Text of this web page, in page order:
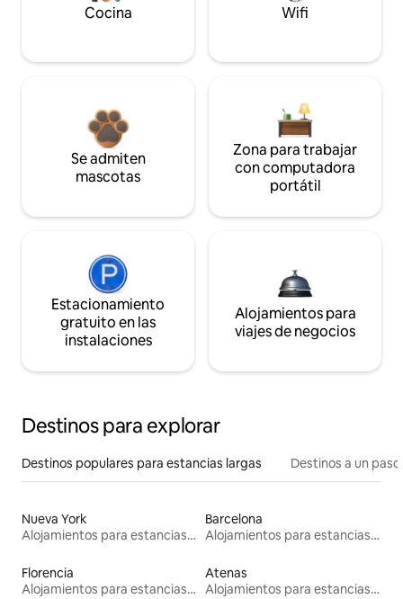
Cocina Wifi
Se admiten
mascotas
Zona para trabajar
con computadora
portátil
Estacionamiento
gratuito en las
instalaciones
Alojamientos para
viajes de negocios
Destinos para explorar
Destinos populares para estancias largas Destinos a un
Nueva York
Alojamientos para estancias largas
Barcelona
Alojamientos para estancias largas
Florencia
Alojamientos para estancias largas
Atenas
Alojamientos para estancias largas